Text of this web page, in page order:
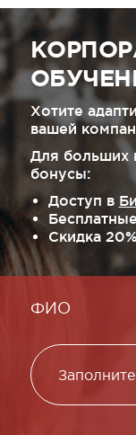
Хотите
вашей
Для больших
бонусы:
Доступ в
Скидка
ФИО